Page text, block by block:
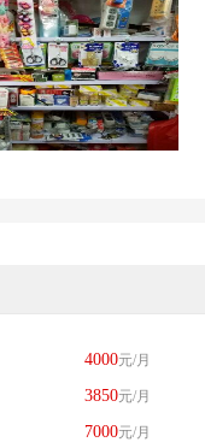
4000元/月
3850元/月
7000元/月